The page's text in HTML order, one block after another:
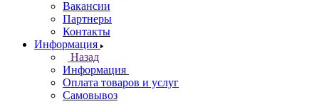
Вакансии
Партнеры
Контакты
Информация
Назад
Информация
Оплата товаров и услуг
Самовывоз